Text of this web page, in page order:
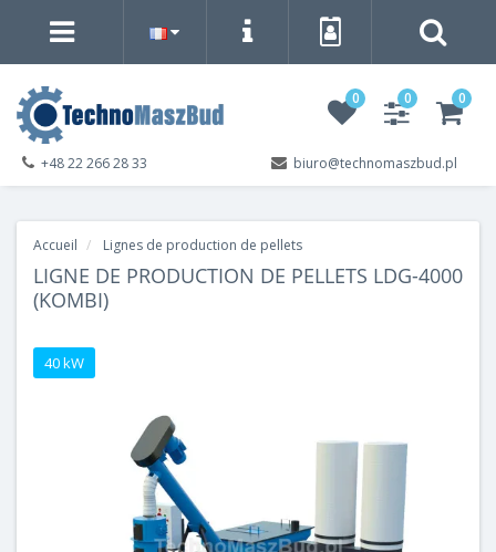
0 0 0
biuro@technomaszbud.pl
+48 22 266 28 33
Accueil Lignes de production de pellets
LIGNE DE PRODUCTION DE PELLETS LDG-4000
(KOMBI)
40 kW